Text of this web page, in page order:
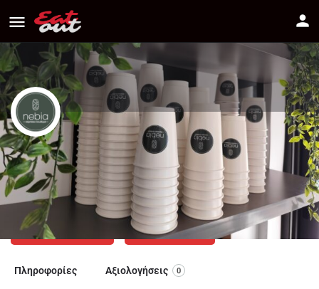
NEBIA ESPRESSO BOUTIQUE
Διεύθυνση
94b Λεωφόρος Λεμεσού, 2014 Strovolos, Cyprus
Πως να πάτε 70000143
Πληροφορίες Αξιολογήσεις 0